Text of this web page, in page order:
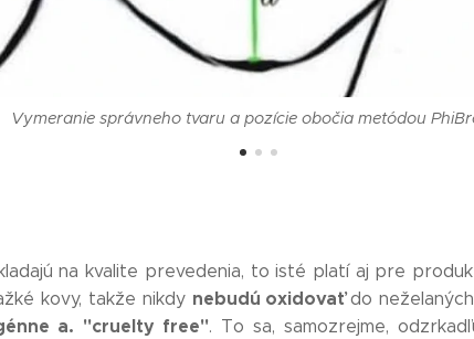
Vymeranie správneho tvaru a pozície obočia metódou
na kvalite prevedenia, to isté platí aj pre
kovy, takže nikdy nebudú oxidovaťdo
a. "cruelty free". To sa, samozrejme,